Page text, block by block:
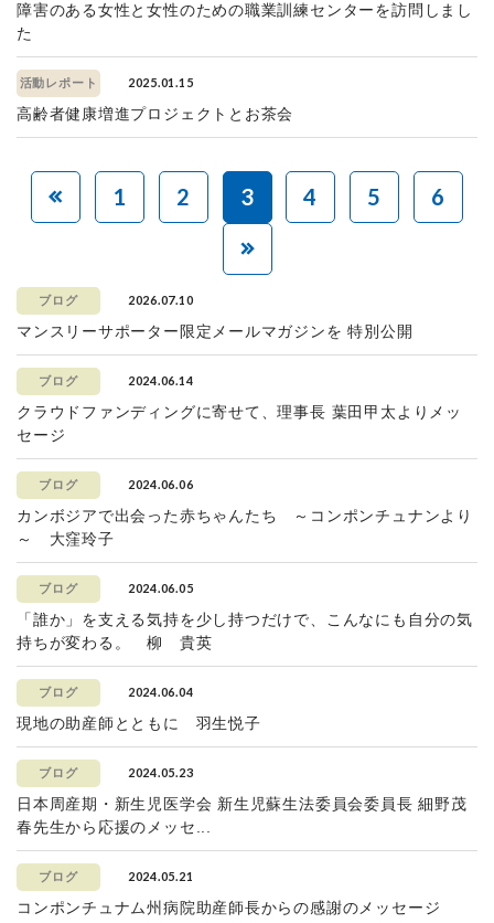
障害のある女性と女性のための職業訓練センターを訪問しまし
た
活動レポート 2025.01.15
高齢者健康増進プロジェクトとお茶会
1 2 3 4 5 6
ブログ 2026.07.10
マンスリーサポーター限定メールマガジンを 特別公開
ブログ 2024.06.14
クラウドファンディングに寄せて、理事長 葉田甲太よりメッ
セージ
ブログ 2024.06.06
カンボジアで出会った赤ちゃんたち ～コンポンチュナンより
～ 大窪玲子
ブログ 2024.06.05
「誰か」を支える気持を少し持つだけで、こんなにも自分の気
持ちが変わる。 柳 貴英
ブログ 2024.06.04
現地の助産師とともに 羽生悦子
ブログ 2024.05.23
日本周産期・新生児医学会 新生児蘇生法委員会委員長 細野茂
春先生から応援のメッセ...
ブログ 2024.05.21
コンポンチュナム州病院助産師長からの感謝のメッセージ